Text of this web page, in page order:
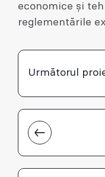
economice și
reglementările
Următorul